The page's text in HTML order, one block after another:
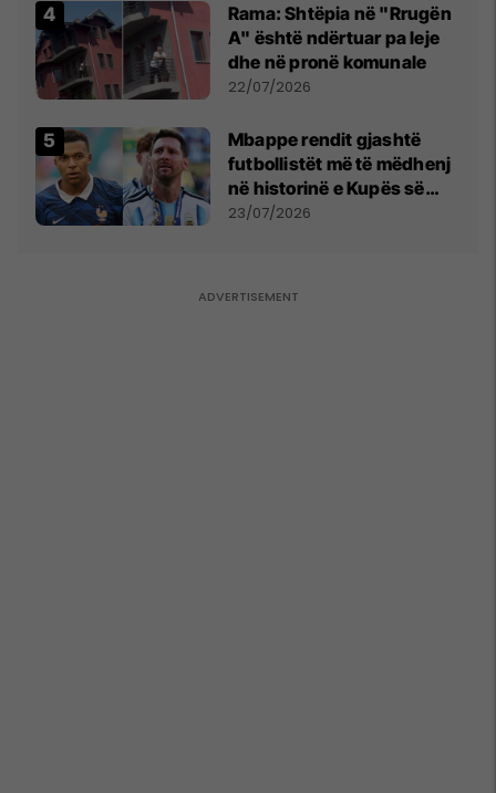
Rama: Shtëpia në "Rrugën
A" është ndërtuar pa leje
dhe në pronë komunale
22/07/2026
Mbappe rendit gjashtë
futbollistët më të mëdhenj
në historinë e Kupës së
Botës, Messi mbetet i dyti
23/07/2026